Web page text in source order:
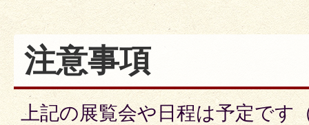
注意事項
上記の展覧会や日程は予定です